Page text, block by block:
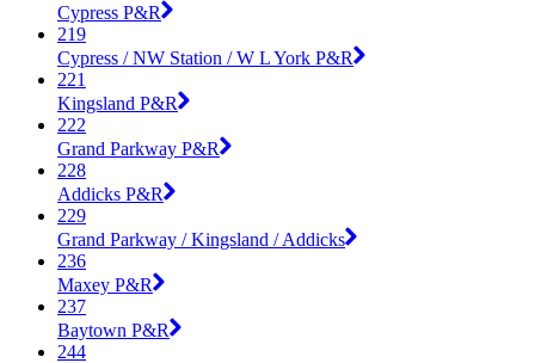
Cypress P&R
219
Cypress / NW Station / W L York P&R
221
Kingsland P&R
222
Grand Parkway P&R
228
Addicks P&R
229
Grand Parkway / Kingsland / Addicks
236
Maxey P&R
237
Baytown P&R
244